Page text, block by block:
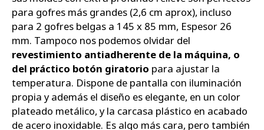
para gofres más grandes (2,6 cm aprox), incluso
para 2 gofres belgas a 145 x 85 mm, Espesor 26
mm. Tampoco nos podemos olvidar del
revestimiento antiadherente de la máquina, o
del práctico botón giratorio para ajustar la
temperatura. Dispone de pantalla con iluminación
propia y además el diseño es elegante, en un color
plateado metálico, y la carcasa plástico en acabado
de acero inoxidable. Es algo más cara, pero también